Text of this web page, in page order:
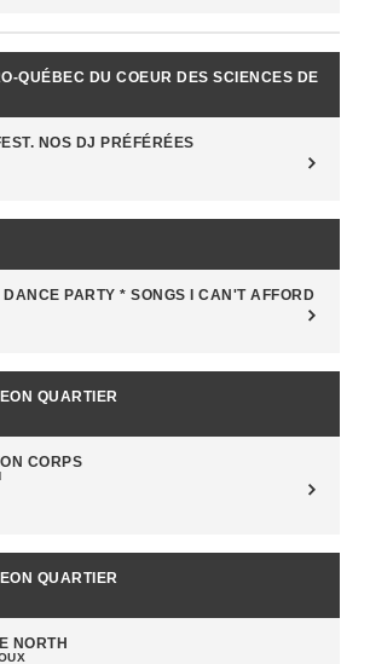
QUÉBEC DU COEUR DES SCIENCES DE
NOS DJ PRÉFÉRÉES
DANCE PARTY * SONGS I CAN'T AFFORD
QUARTIER
CORPS
QUARTIER
NORTH